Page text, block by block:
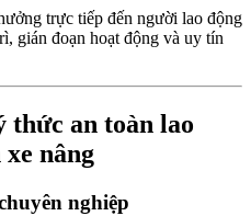
trực tiếp đến người lao động
gián đoạn hoạt động và uy tín
thức an toàn lao
nâng
nghiệp